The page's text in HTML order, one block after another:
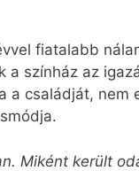
fiatalabb
a színház az
a családját, nem
Miként került